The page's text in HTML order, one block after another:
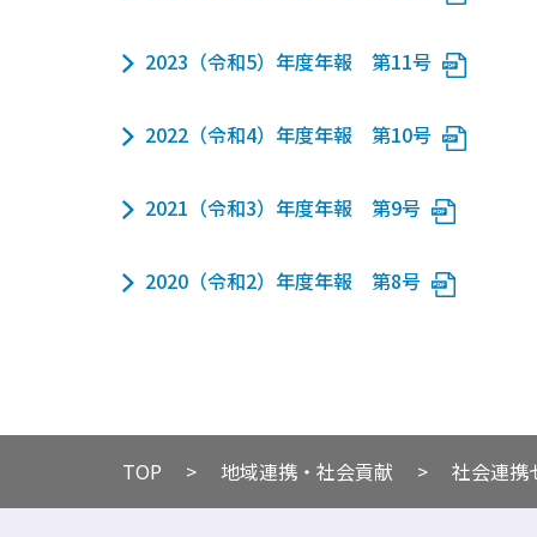
2023（令和5）年度年報 第11号
2022（令和4）年度年報 第10号
2021（令和3）年度年報 第9号
2020（令和2）年度年報 第8号
TOP ​地域連携・社会貢献 社会連携